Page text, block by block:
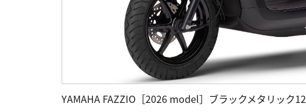
YAMAHA FAZZIO［2026 model］ブラックメタリック12